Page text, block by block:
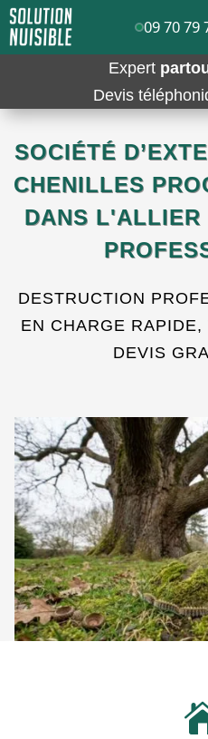
Expert
Devis
SOCIÉTÉ
CHENILLES
DANS L'ALLIER
DESTRUCTION
EN CHARGE
DEVIS
09 70 79